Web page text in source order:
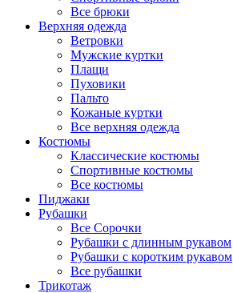
Все брюки
Верхняя одежда
Ветровки
Мужские куртки
Плащи
Пуховики
Пальто
Кожаные куртки
Все верхняя одежда
Костюмы
Классические костюмы
Спортивные костюмы
Все костюмы
Пиджаки
Рубашки
Все Сорочки
Рубашки с длинным рукавом
Рубашки с коротким рукавом
Все рубашки
Трикотаж